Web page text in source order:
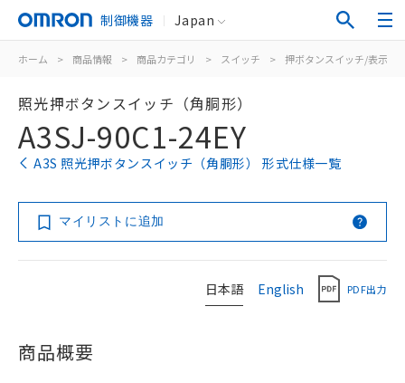
制御機器 Japan
ホーム > 商品情報 > 商品カテゴリ > スイッチ > 押ボタンスイッチ/表示灯
照光押ボタンスイッチ（角胴形）
A3SJ-90C1-24EY
A3S 照光押ボタンスイッチ（角胴形） 形式仕様一覧
マイリストに追加
日本語 English PDF出力
商品概要